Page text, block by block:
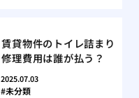
賃貸物件のトイレ詰まり
修理費用は誰が払う？
2025.07.03
未分類